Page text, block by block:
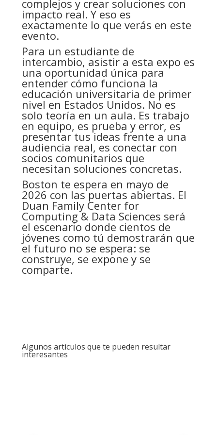
complejos y crear soluciones con
impacto real. Y eso es
exactamente lo que verás en este
evento.
Para un estudiante de
intercambio, asistir a esta expo es
una oportunidad única para
entender cómo funciona la
educación universitaria de primer
nivel en Estados Unidos. No es
solo teoría en un aula. Es trabajo
en equipo, es prueba y error, es
presentar tus ideas frente a una
audiencia real, es conectar con
socios comunitarios que
necesitan soluciones concretas.
Boston te espera en mayo de
2026 con las puertas abiertas. El
Duan Family Center for
Computing & Data Sciences será
el escenario donde cientos de
jóvenes como tú demostrarán que
el futuro no se espera: se
construye, se expone y se
comparte.
Algunos artículos que te pueden resultar
interesantes